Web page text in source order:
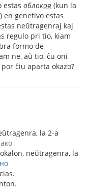
estas облоков (kun la
en genetivo estas
neŭtragenraj kaj
regulo pri tio, kiam
formo de
ne, aŭ tio, ĉu oni
ĉiu aparta okazo?
la 2-a
neŭtragenra, la